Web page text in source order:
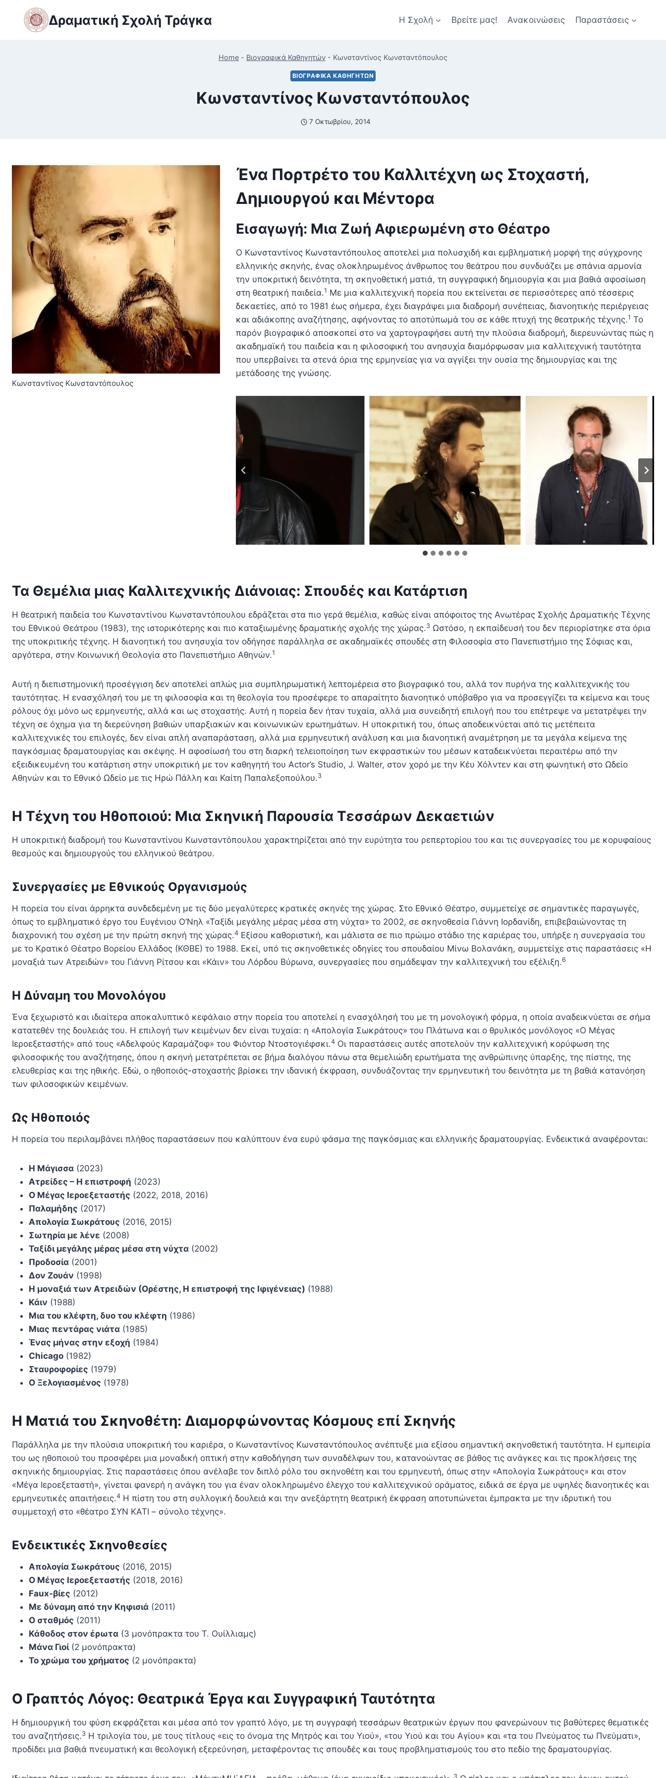
content
Δραματική Σχολή Τράγκα Η Σχολή Βρείτε μας! Ανακοινώσεις Παραστάσεις
Home - Βιογραφικά Καθηγητών - Κωνσταντίνος Κωνσταντόπουλος
ΒΙΟΓΡΑΦΙΚΆ ΚΑΘΗΓΗΤΏΝ
Κωνσταντίνος Κωνσταντόπουλος
7 Οκτωβρίου, 2014
Κωνσταντίνος Κωνσταντόπουλος
Ένα Πορτρέτο του Καλλιτέχνη ως Στοχαστή,
Δημιουργού και Μέντορα
Εισαγωγή: Μια Ζωή Αφιερωμένη στο Θέατρο
Ο Κωνσταντίνος Κωνσταντόπουλος αποτελεί μια πολυσχιδή και εμβληματική μορφή της σύγχρονης
ελληνικής σκηνής, ένας ολοκληρωμένος άνθρωπος του θεάτρου που συνδυάζει με σπάνια αρμονία
την υποκριτική δεινότητα, τη σκηνοθετική ματιά, τη συγγραφική δημιουργία και μια βαθιά αφοσίωση
στη θεατρική παιδεία.1 Με μια καλλιτεχνική πορεία που εκτείνεται σε περισσότερες από τέσσερις
δεκαετίες, από το 1981 έως σήμερα, έχει διαγράψει μια διαδρομή συνέπειας, διανοητικής περιέργειας
και αδιάκοπης αναζήτησης, αφήνοντας το αποτύπωμά του σε κάθε πτυχή της θεατρικής τέχνης.1 Το
παρόν βιογραφικό αποσκοπεί στο να χαρτογραφήσει αυτή την πλούσια διαδρομή, διερευνώντας πώς η
ακαδημαϊκή του παιδεία και η φιλοσοφική του ανησυχία διαμόρφωσαν μια καλλιτεχνική ταυτότητα
που υπερβαίνει τα στενά όρια της ερμηνείας για να αγγίξει την ουσία της δημιουργίας και της
μετάδοσης της γνώσης.
Τα Θεμέλια μιας Καλλιτεχνικής Διάνοιας: Σπουδές και Κατάρτιση
Η θεατρική παιδεία του Κωνσταντίνου Κωνσταντόπουλου εδράζεται στα πιο γερά θεμέλια, καθώς είναι απόφοιτος της Ανωτέρας Σχολής Δραματικής Τέχνης
του Εθνικού Θεάτρου (1983), της ιστορικότερης και πιο καταξιωμένης δραματικής σχολής της χώρας.3 Ωστόσο, η εκπαίδευσή του δεν περιορίστηκε στα όρια
της υποκριτικής τέχνης. Η διανοητική του ανησυχία τον οδήγησε παράλληλα σε ακαδημαϊκές σπουδές στη Φιλοσοφία στο Πανεπιστήμιο της Σόφιας και,
αργότερα, στην Κοινωνική Θεολογία στο Πανεπιστήμιο Αθηνών.1
Αυτή η διεπιστημονική προσέγγιση δεν αποτελεί απλώς μια συμπληρωματική λεπτομέρεια στο βιογραφικό του, αλλά τον πυρήνα της καλλιτεχνικής του
ταυτότητας. Η ενασχόλησή του με τη φιλοσοφία και τη θεολογία του προσέφερε το απαραίτητο διανοητικό υπόβαθρο για να προσεγγίζει τα κείμενα και τους
ρόλους όχι μόνο ως ερμηνευτής, αλλά και ως στοχαστής. Αυτή η πορεία δεν ήταν τυχαία, αλλά μια συνειδητή επιλογή που του επέτρεψε να μετατρέψει την
τέχνη σε όχημα για τη διερεύνηση βαθιών υπαρξιακών και κοινωνικών ερωτημάτων. Η υποκριτική του, όπως αποδεικνύεται από τις μετέπειτα
καλλιτεχνικές του επιλογές, δεν είναι απλή αναπαράσταση, αλλά μια ερμηνευτική ανάλυση και μια διανοητική αναμέτρηση με τα μεγάλα κείμενα της
παγκόσμιας δραματουργίας και σκέψης. Η αφοσίωσή του στη διαρκή τελειοποίηση των εκφραστικών του μέσων καταδεικνύεται περαιτέρω από την
εξειδικευμένη του κατάρτιση στην υποκριτική με τον καθηγητή του Actor’s Studio, J. Walter, στον χορό με την Κέυ Χόλντεν και στη φωνητική στο Ωδείο
Αθηνών και το Εθνικό Ωδείο με τις Ηρώ Πάλλη και Καίτη Παπαλεξοπούλου.3
Η Τέχνη του Ηθοποιού: Μια Σκηνική Παρουσία Τεσσάρων Δεκαετιών
Η υποκριτική διαδρομή του Κωνσταντίνου Κωνσταντόπουλου χαρακτηρίζεται από την ευρύτητα του ρεπερτορίου του και τις συνεργασίες του με κορυφαίους
θεσμούς και δημιουργούς του ελληνικού θεάτρου.
Συνεργασίες με Εθνικούς Οργανισμούς
Η πορεία του είναι άρρηκτα συνδεδεμένη με τις δύο μεγαλύτερες κρατικές σκηνές της χώρας. Στο Εθνικό Θέατρο, συμμετείχε σε σημαντικές παραγωγές,
όπως το εμβληματικό έργο του Ευγένιου Ο’Νηλ «Ταξίδι μεγάλης μέρας μέσα στη νύχτα» το 2002, σε σκηνοθεσία Γιάννη Ιορδανίδη, επιβεβαιώνοντας τη
διαχρονική του σχέση με την πρώτη σκηνή της χώρας.4 Εξίσου καθοριστική, και μάλιστα σε πιο πρώιμο στάδιο της καριέρας του, υπήρξε η συνεργασία του
με το Κρατικό Θέατρο Βορείου Ελλάδος (ΚΘΒΕ) το 1988. Εκεί, υπό τις σκηνοθετικές οδηγίες του σπουδαίου Μίνω Βολανάκη, συμμετείχε στις παραστάσεις «Η
μοναξιά των Ατρειδών» του Γιάννη Ρίτσου και «Κάιν» του Λόρδου Βύρωνα, συνεργασίες που σημάδεψαν την καλλιτεχνική του εξέλιξη.6
Η Δύναμη του Μονολόγου
Ένα ξεχωριστό και ιδιαίτερα αποκαλυπτικό κεφάλαιο στην πορεία του αποτελεί η ενασχόλησή του με τη μονολογική φόρμα, η οποία αναδεικνύεται σε σήμα
κατατεθέν της δουλειάς του. Η επιλογή των κειμένων δεν είναι τυχαία: η «Απολογία Σωκράτους» του Πλάτωνα και ο θρυλικός μονόλογος «Ο Μέγας
Ιεροεξεταστής» από τους «Αδελφούς Καραμάζοφ» του Φιόντορ Ντοστογιέφσκι.4 Οι παραστάσεις αυτές αποτελούν την καλλιτεχνική κορύφωση της
φιλοσοφικής του αναζήτησης, όπου η σκηνή μετατρέπεται σε βήμα διαλόγου πάνω στα θεμελιώδη ερωτήματα της ανθρώπινης ύπαρξης, της πίστης, της
ελευθερίας και της ηθικής. Εδώ, ο ηθοποιός-στοχαστής βρίσκει την ιδανική έκφραση, συνδυάζοντας την ερμηνευτική του δεινότητα με τη βαθιά κατανόηση
των φιλοσοφικών κειμένων.
Ως Ηθοποιός
Η πορεία του περιλαμβάνει πλήθος παραστάσεων που καλύπτουν ένα ευρύ φάσμα της παγκόσμιας και ελληνικής δραματουργίας. Ενδεικτικά αναφέρονται:
Η Μάγισσα (2023)
Ατρείδες – Η επιστροφή (2023)
Ο Μέγας Ιεροεξεταστής (2022, 2018, 2016)
Παλαμήδης (2017)
Απολογία Σωκράτους (2016, 2015)
Σωτηρία με λένε (2008)
Ταξίδι μεγάλης μέρας μέσα στη νύχτα (2002)
Προδοσία (2001)
Δον Ζουάν (1998)
Η μοναξιά των Ατρειδών (Ορέστης, Η επιστροφή της Ιφιγένειας) (1988)
Κάιν (1988)
Μια του κλέφτη, δυο του κλέφτη (1986)
Μιας πεντάρας νιάτα (1985)
Ένας μήνας στην εξοχή (1984)
Chicago (1982)
Σταυροφορίες (1979)
Ο Ξελογιασμένος (1978)
Η Ματιά του Σκηνοθέτη: Διαμορφώνοντας Κόσμους επί Σκηνής
Παράλληλα με την πλούσια υποκριτική του καριέρα, ο Κωνσταντίνος Κωνσταντόπουλος ανέπτυξε μια εξίσου σημαντική σκηνοθετική ταυτότητα. Η εμπειρία
του ως ηθοποιού του προσφέρει μια μοναδική οπτική στην καθοδήγηση των συναδέλφων του, κατανοώντας σε βάθος τις ανάγκες και τις προκλήσεις της
σκηνικής δημιουργίας. Στις παραστάσεις όπου ανέλαβε τον διπλό ρόλο του σκηνοθέτη και του ερμηνευτή, όπως στην «Απολογία Σωκράτους» και στον
«Μέγα Ιεροεξεταστή», γίνεται φανερή η ανάγκη του για έναν ολοκληρωμένο έλεγχο του καλλιτεχνικού οράματος, ειδικά σε έργα με υψηλές διανοητικές και
ερμηνευτικές απαιτήσεις.4 Η πίστη του στη συλλογική δουλειά και την ανεξάρτητη θεατρική έκφραση αποτυπώνεται έμπρακτα με την ιδρυτική του
συμμετοχή στο «θέατρο ΣΥΝ ΚΑΤΙ – σύνολο τέχνης».
Ενδεικτικές Σκηνοθεσίες
Απολογία Σωκράτους (2016, 2015)
Ο Μέγας Ιεροεξεταστής (2018, 2016)
Faux-βίες (2012)
Με δύναμη από την Κηφισιά (2011)
Ο σταθμός (2011)
Κάθοδος στον έρωτα (3 μονόπρακτα του Τ. Ουίλλιαμς)
Μάνα Γιοί(2 μονόπρακτα)
Το χρώμα του χρήματος (2 μονόπρακτα)
Ο Γραπτός Λόγος: Θεατρικά Έργα και Συγγραφική Ταυτότητα
Η δημιουργική του φύση εκφράζεται και μέσα από τον γραπτό λόγο, με τη συγγραφή τεσσάρων θεατρικών έργων που φανερώνουν τις βαθύτερες θεματικές
του αναζητήσεις.3 Η τριλογία του, με τους τίτλους «εις το όνομα της Μητρός και του Υιού», «του Υιού και του Αγίου» και «τα του Πνεύματος τω Πνεύματι»,
προδίδει μια βαθιά πνευματική και θεολογική εξερεύνηση, μεταφέροντας τις σπουδές και τους προβληματισμούς του στο πεδίο της δραματουργίας.
3